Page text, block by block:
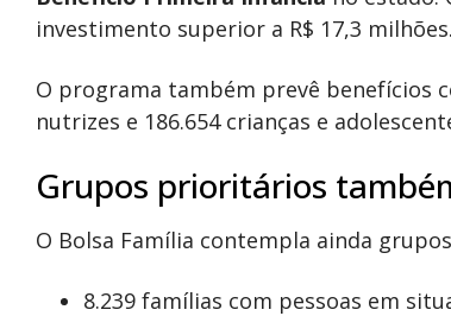
investimento superior a R$ 17,3 milhões.
O programa também prevê benefícios
nutrizes e 186.654 crianças e
Grupos prioritários
O Bolsa Família contempla ainda
8.239 famílias com pessoas em